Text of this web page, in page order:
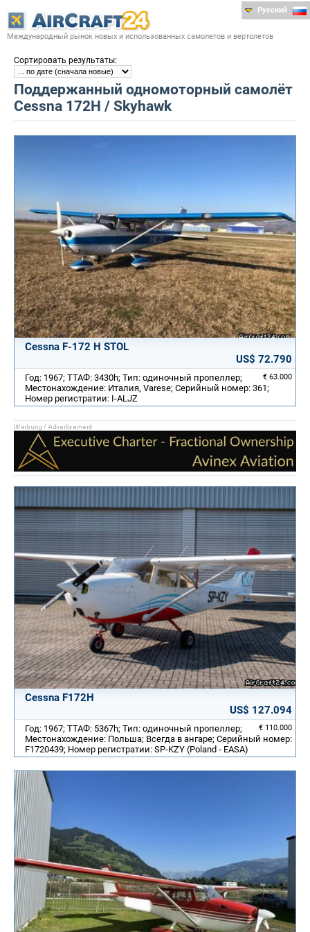
Международный рынок новых и использованных самолетов и вертолетов
Русский
Сортировать результаты:
Поддержанный одномоторный самолёт
Cessna 172H / Skyhawk
Cessna F-172 H STOL
US$ 72.790
€ 63.000
Год: 1967; ТТАФ: 3430h; Тип: одиночный пропеллер;
Местонахождение: Италия, Varese; Серийный номер: 361;
Номер регистратии: I-ALJZ
Cessna F172H
US$ 127.094
€ 110.000
Год: 1967; ТТАФ: 5367h; Тип: одиночный пропеллер;
Местонахождение: Польша; Всегда в ангаре; Серийный номер:
F1720439; Номер регистратии: SP-KZY (Poland - EASA)